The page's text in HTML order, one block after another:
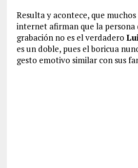
Resulta y acontece, que
internet afirman que la persona
grabación no es el verdadero
es un doble, pues el boricua
gesto emotivo similar con sus